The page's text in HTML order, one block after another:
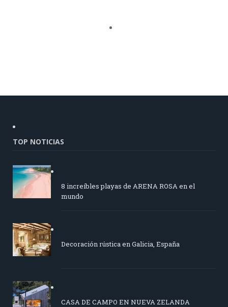
TOP NOTICIAS
8 increíbles playas de ARENA ROSA en el
mundo
Decoración rústica en Galicia, España
CASA DE CAMPO EN NUEVA ZELANDA